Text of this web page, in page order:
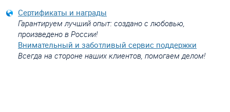
Сертификаты и награды
Гарантируем лучший опыт: создано с любовью,
произведено в России!
Внимательный и заботливый сервис поддержки
Всегда на стороне наших клиентов, помогаем делом!